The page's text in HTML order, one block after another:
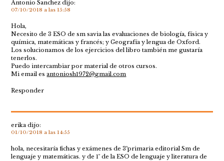
Antonio Sanchez dijo:
07/10/2018 a las 15:58
Hola,
Necesito de 3 ESO de sm savia las evaluaciones de biología, física y
química, matemáticas y francés; y Geografía y lengua de Oxford.
Los solucionamos de los ejercicios del libro también me gustaría
tenerlos.
Puedo intercambiar por material de otros cursos.
Mi email esantoniosh1972@gmail.com
Responder
erika dijo:
01/10/2018 a las 14:55
hola, necesitaría fichas y exámenes de 3ºprimaria editorial Sm de
lenguaje y matemáticas. y de 1º de la ESO de lenguaje y literatura de